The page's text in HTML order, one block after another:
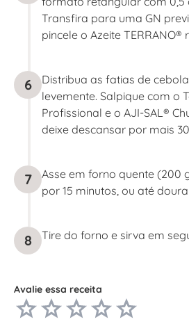
Transfira para uma GN
pincele o Azeite TERRANO®
6
Distribua as fatias de
levemente. Salpique com o
Profissional e o AJI-SAL®
deixe descansar por mais
7
Asse em forno quente (200
por 15 minutos, ou até
8 Tire do forno e sirva em
Avalie essa receita